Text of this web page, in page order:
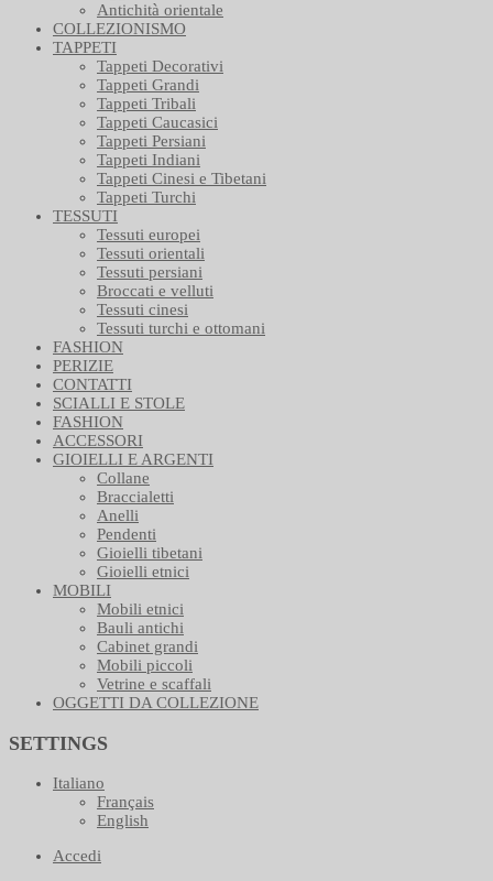
Antichità orientale
COLLEZIONISMO
TAPPETI
Tappeti Decorativi
Tappeti Grandi
Tappeti Tribali
Tappeti Caucasici
Tappeti Persiani
Tappeti Indiani
Tappeti Cinesi e Tibetani
Tappeti Turchi
TESSUTI
Tessuti europei
Tessuti orientali
Tessuti persiani
Broccati e velluti
Tessuti cinesi
Tessuti turchi e ottomani
FASHION
PERIZIE
CONTATTI
SCIALLI E STOLE
FASHION
ACCESSORI
GIOIELLI E ARGENTI
Collane
Braccialetti
Anelli
Pendenti
Gioielli tibetani
Gioielli etnici
MOBILI
Mobili etnici
Bauli antichi
Cabinet grandi
Mobili piccoli
Vetrine e scaffali
OGGETTI DA COLLEZIONE
SETTINGS
Italiano
Français
English
Accedi